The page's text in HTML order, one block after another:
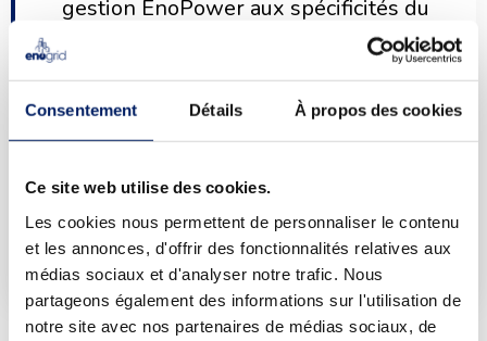
Consentement Détails À propos des cookies
Ce site web utilise des cookies.
Les cookies nous permettent de personnaliser le contenu
et les annonces, d'offrir des fonctionnalités relatives aux
médias sociaux et d'analyser notre trafic. Nous
partageons également des informations sur l'utilisation de
notre site avec nos partenaires de médias sociaux, de
gestion EnoPower aux spécificités du
territoire Bruxellois, en prenant en
compte le contexte opérationnel,
réglementaire et fiscal. Il s’appellera
« Best » pour Brussels Energy
Sharing Tool »
- Rémi Bastien, Président d'Enogrid